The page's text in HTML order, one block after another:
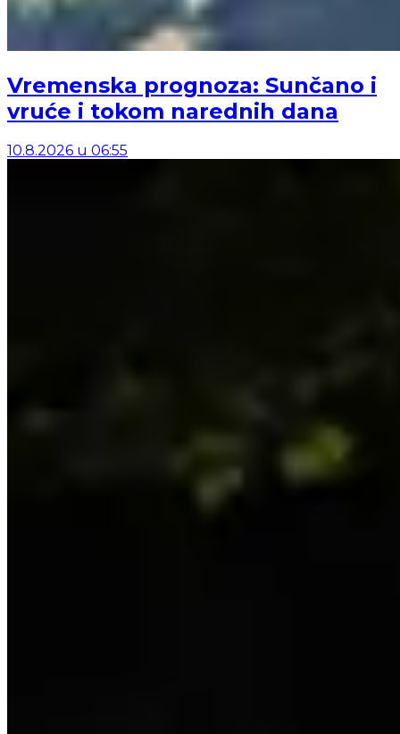
Vremenska prognoza: Sunčano i
vruće i tokom narednih dana
10.8.2026 u 06:55